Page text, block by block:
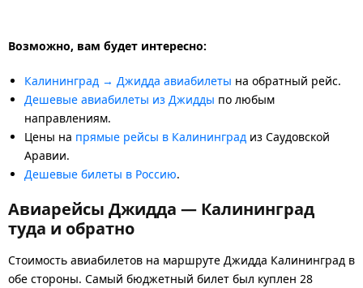
Возможно, вам будет интересно:
Калининград → Джидда авиабилеты на обратный рейс.
Дешевые авиабилеты из Джидды по любым
направлениям.
Цены на прямые рейсы в Калининград из Саудовской
Аравии.
Дешевые билеты в Россию.
Авиарейсы Джидда — Калининград
туда и обратно
Стоимость авиабилетов на маршруте Джидда Калининград в
обе стороны. Самый бюджетный билет был куплен 28